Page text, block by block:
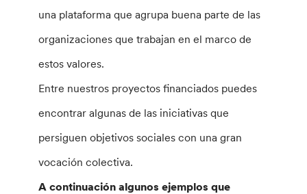
una plataforma que agrupa buena parte de las
organizaciones que trabajan en el marco de
estos valores.
Entre nuestros proyectos financiados puedes
encontrar algunas de las iniciativas que
persiguen objetivos sociales con una gran
vocación colectiva.
A continuación algunos ejemplos que